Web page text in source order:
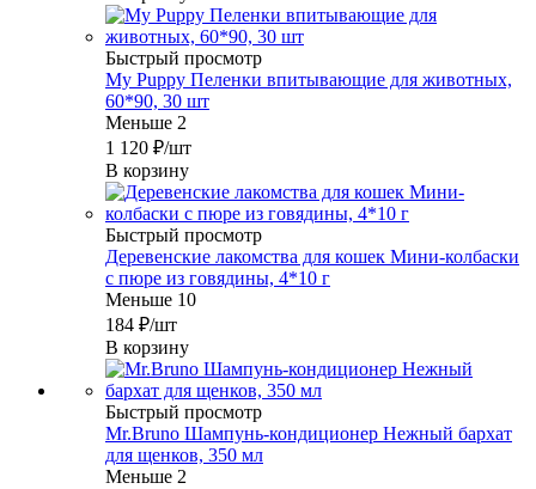
Быстрый просмотр
My Puppy Пеленки впитывающие для животных,
60*90, 30 шт
Меньше 2
1 120 ₽/шт
В корзину
Быстрый просмотр
Деревенские лакомства для кошек Мини-колбаски
с пюре из говядины, 4*10 г
Меньше 10
184 ₽/шт
В корзину
Быстрый просмотр
Mr.Bruno Шампунь-кондиционер Нежный бархат
для щенков, 350 мл
Меньше 2